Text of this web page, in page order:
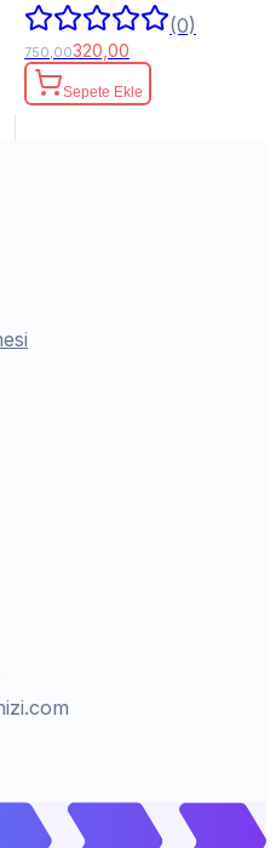
(0)
750,00320,00
Sepete Ekle